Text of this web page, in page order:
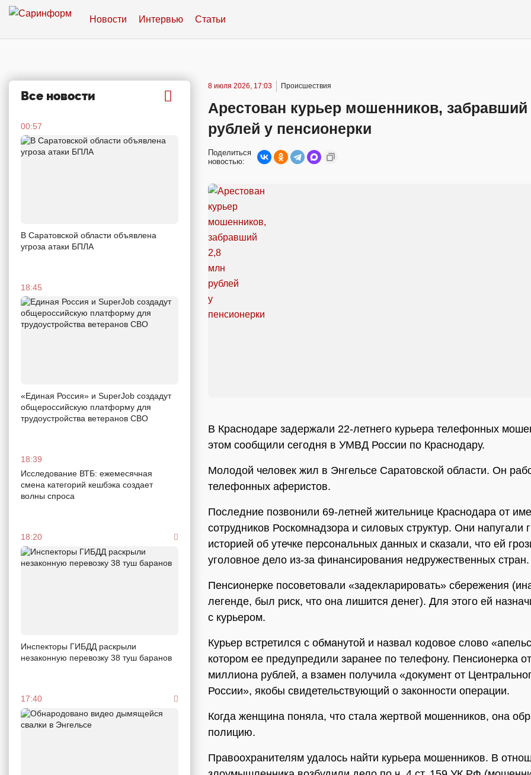
Новости Интервью Статьи
Все новости
00:57
В Саратовской области объявлена
угроза атаки БПЛА
18:45
«Единая Россия» и SuperJob создадут
общероссийскую платформу для
трудоустройства ветеранов СВО
18:39
Исследование ВТБ: ежемесячная
смена категорий кешбэка создает
волны спроса
18:20
Инспекторы ГИБДД раскрыли
незаконную перевозку 38 туш баранов
17:40
8 июля 2026, 17:03 Происшествия
Арестован курьер мошенников,
рублей у пенсионерки
Поделиться
новостью:
В Краснодаре задержали 22-летнего курьера телефонных
этом сообщили сегодня в УМВД России по Краснодару.
Молодой человек жил в Энгельсе Саратовской области. Он
телефонных аферистов.
Последние позвонили 69-летней жительнице Краснодара от
сотрудников Роскомнадзора и силовых структур. Они напугали
историей об утечке персональных данных и сказали, что ей
уголовное дело из-за финансирования недружественных стран.
Пенсионерке посоветовали «задекларировать» сбережения
легенде, был риск, что она лишится денег). Для этого ей
с курьером.
Курьер встретился с обманутой и назвал кодовое слово
котором ее предупредили заранее по телефону. Пенсионерка
миллиона рублей, а взамен получила «документ от
России», якобы свидетельствующий о законности операции.
Когда женщина поняла, что стала жертвой мошенников, она
полицию.
Правоохранителям удалось найти курьера мошенников. В